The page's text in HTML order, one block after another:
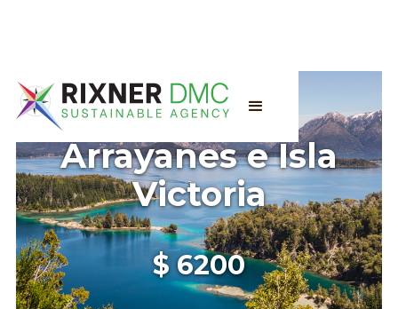
Bosque de
Arrayanes e Isla
Victoria
$6200